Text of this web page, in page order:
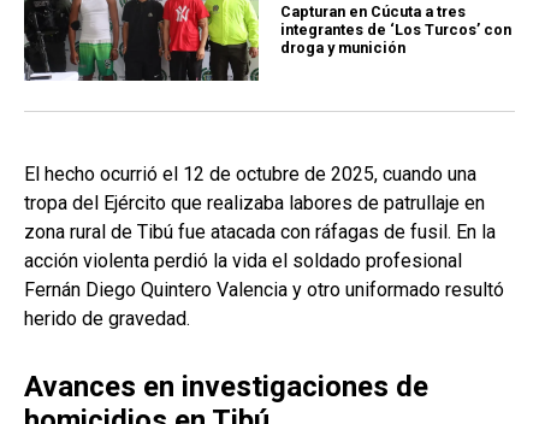
Capturan en Cúcuta a tres
integrantes de ‘Los Turcos’ con
droga y munición
El hecho ocurrió el 12 de octubre de 2025, cuando una
tropa del Ejército que realizaba labores de patrullaje en
zona rural de Tibú fue atacada con ráfagas de fusil. En la
acción violenta perdió la vida el soldado profesional
Fernán Diego Quintero Valencia y otro uniformado resultó
herido de gravedad.
Avances en investigaciones de